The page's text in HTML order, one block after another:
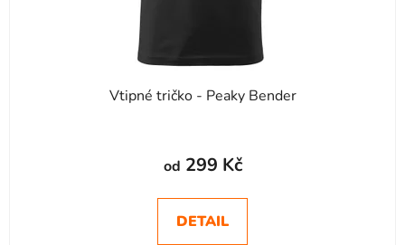
Vtipné tričko - Peaky Bender
od 299 Kč
DETAIL